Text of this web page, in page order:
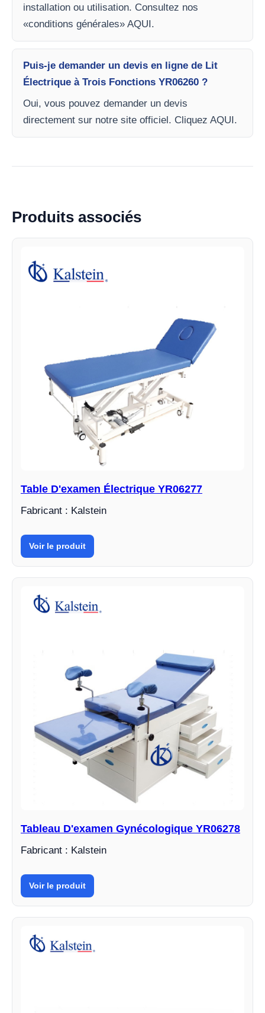
installation ou utilisation. Consultez nos
«conditions générales» AQUI.
Puis-je demander un devis en ligne de Lit
Électrique à Trois Fonctions YR06260 ?
Oui, vous pouvez demander un devis
directement sur notre site officiel. Cliquez AQUI.
Produits associés
Table D'examen Électrique YR06277
Fabricant : Kalstein
Voir le produit
Tableau D'examen Gynécologique YR06278
Fabricant : Kalstein
Voir le produit